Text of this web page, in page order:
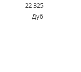
22 325
Дуб